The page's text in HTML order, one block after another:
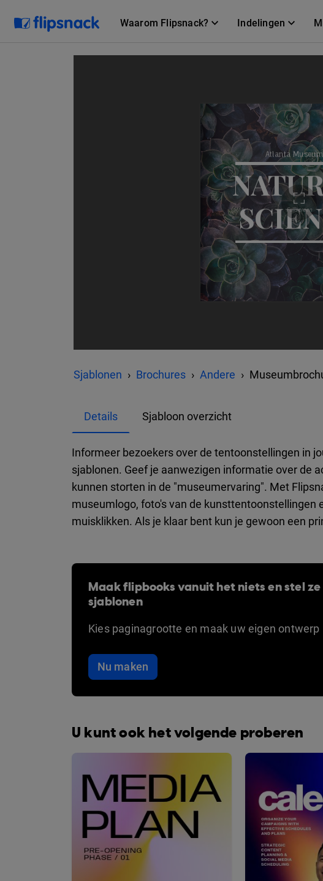
Waarom Flipsnack? Indelingen
Sjablonen Brochures Andere
Details Sjabloon overzicht
Informeer bezoekers over de tentoonstellingen in
sjablonen. Geef je aanwezigen informatie over de
kunnen storten in de "museumervaring". Met
museumlogo, foto's van de kunsttentoonstellingen
muisklikken. Als je klaar bent kun je gewoon een
Maak flipbooks vanuit het niets en stel ze
sjablonen
Kies paginagrootte en maak uw eigen ontwerp
Nu maken
U kunt ook het volgende proberen